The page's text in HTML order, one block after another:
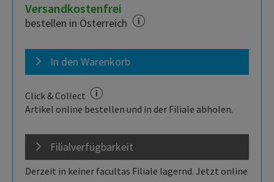
Versandkostenfrei
bestellen in Österreich
In den Warenkorb
Click & Collect
Artikel online bestellen und in der Filiale abholen.
Filialverfügbarkeit
Derzeit in keiner facultas Filiale lagernd. Jetzt online